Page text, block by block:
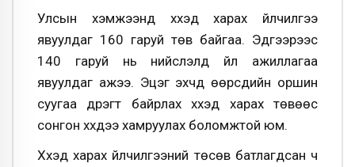
Улсын хэмжээнд хүүхэд харах үйлчилгээ
явуулдаг 160 гаруй төв байгаа. Эдгээрээс
140 гаруй нь нийслэлд үйл ажиллагаа
явуулдаг ажээ. Эцэг эхчүүд өөрсдийн оршин
суугаа дүүрэгт байрлах хүүхэд харах төвөөс
сонгон хүүхдээ хамруулах боломжтой юм.
Хүүхэд харах үйлчилгээний төсөв батлагдсан ч